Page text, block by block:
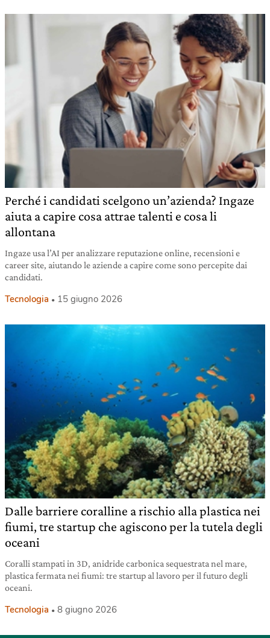
Perché i candidati scelgono un’azienda? Ingaze
aiuta a capire cosa attrae talenti e cosa li
allontana
Ingaze usa l’AI per analizzare reputazione online, recensioni e
career site, aiutando le aziende a capire come sono percepite dai
candidati.
Tecnologia 15 giugno 2026
Dalle barriere coralline a rischio alla plastica nei
fiumi, tre startup che agiscono per la tutela degli
oceani
Coralli stampati in 3D, anidride carbonica sequestrata nel mare,
plastica fermata nei fiumi: tre startup al lavoro per il futuro degli
oceani.
Tecnologia 8 giugno 2026